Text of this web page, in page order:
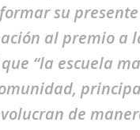
su presente
al premio a
“la escuela
de